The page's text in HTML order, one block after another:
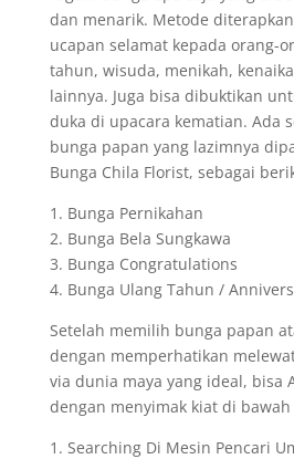
dan menarik. Metode
ucapan selamat kepada orang-
tahun, wisuda, menikah,
lainnya. Juga bisa dibuktikan
duka di upacara kematian. Ada
bunga papan yang lazimnya
Bunga Chila Florist, sebagai
1. Bunga Pernikahan
2. Bunga Bela Sungkawa
3. Bunga Congratulations
4. Bunga Ulang Tahun /
Setelah memilih bunga papan
dengan memperhatikan
via dunia maya yang ideal, bisa
dengan menyimak kiat di bawah
1. Searching Di Mesin Pencari